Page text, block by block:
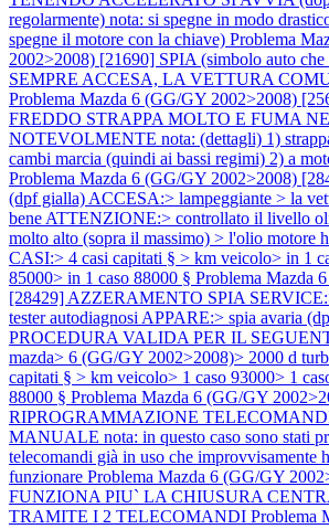
regolarmente) nota: si spegne in modo
spegne il motore con la chiave) Problema
2002>2008) [21690] SPIA (simbolo auto che
SEMPRE ACCESA, LA VETTURA
Problema Mazda 6 (GG/GY 2002>2008)
FREDDO STRAPPA MOLTO E FUMA
NOTEVOLMENTE nota: (dettagli) 1)
cambi marcia (quindi ai bassi regimi) 2) a
Problema Mazda 6 (GG/GY 2002>2008)
(dpf gialla) ACCESA:> lampeggiante > la
bene ATTENZIONE:> controllato il livello
molto alto (sopra il massimo) > l'olio motore
CASI:> 4 casi capitati § > km veicolo> in 1
85000> in 1 caso 88000 § Problema Mazda
[28429] AZZERAMENTO SPIA
tester autodiagnosi APPARE:> spia avaria
PROCEDURA VALIDA PER IL
mazda> 6 (GG/GY 2002>2008)> 2000 d
capitati § > km veicolo> 1 caso 93000> 1
88000 § Problema Mazda 6 (GG/GY
RIPROGRAMMAZIONE
MANUALE nota: in questo caso sono stati
telecomandi già in uso che improvvisamente
funzionare Problema Mazda 6 (GG/GY
FUNZIONA PIU` LA CHIUSURA
TRAMITE I 2 TELECOMANDI Problema